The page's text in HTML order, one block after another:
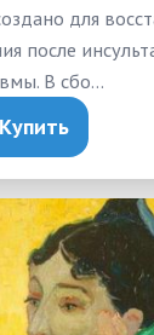
для
после
В сбо…
Купить